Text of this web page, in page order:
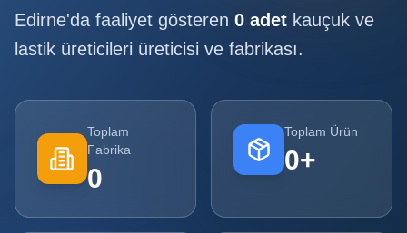
Sayfa
Tüm
Ürünler
Kampanyalar
Edirne'da faaliyet gösteren 0 adet kauçuk ve
lastik üreticileri üreticisi ve fabrikası.
Toplam
Fabrika
0
Toplam Ürün
0+